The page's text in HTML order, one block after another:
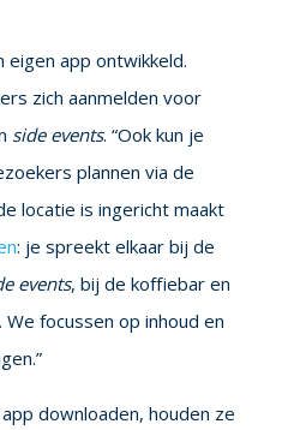
app ontwikkeld.
zich aanmelden voor
side events. “Ook kun je
plannen via de
locatie is ingericht maakt
: je spreekt elkaar bij de
events, bij de koffiebar en
focussen op inhoud en
downloaden, houden ze